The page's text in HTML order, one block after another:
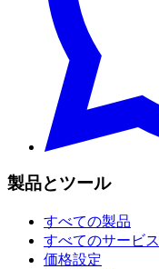
製品とツール
すべての製品
すべてのサービス
価格設定